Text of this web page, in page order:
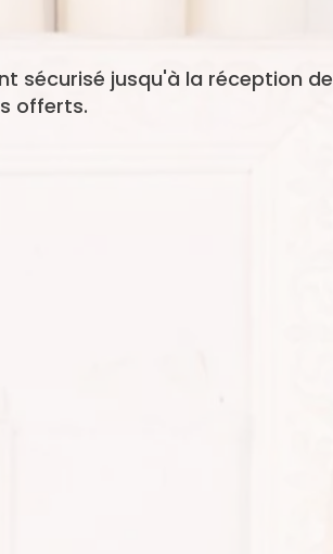
sécurisé jusqu'à la réception de
offerts.